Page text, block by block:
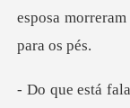
esposa